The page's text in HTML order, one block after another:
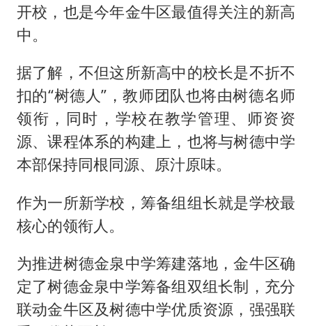
开校，也是今年金牛区最值得关注的新高
中。
据了解，不但这所新高中的校长是不折不
扣的“树德人”，教师团队也将由树德名师
领衔，同时，学校在教学管理、师资资
源、课程体系的构建上，也将与树德中学
本部保持同根同源、原汁原味。
作为一所新学校，筹备组组长就是学校最
核心的领衔人。
为推进树德金泉中学筹建落地，金牛区确
定了树德金泉中学筹备组双组长制，充分
联动金牛区及树德中学优质资源，强强联